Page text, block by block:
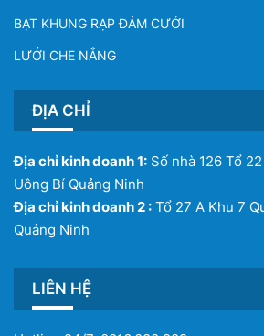
BẠT KHUNG RẠP ĐÁM CƯỚI
LƯỚI CHE NẮNG
ĐỊA CHỈ
Địa chỉ kinh doanh 1: Số nhà 126 Tổ
Uông Bí Quảng Ninh
Địa chỉ kinh doanh 2 : Tổ 27 A Khu 7
Quảng Ninh
LIÊN HỆ